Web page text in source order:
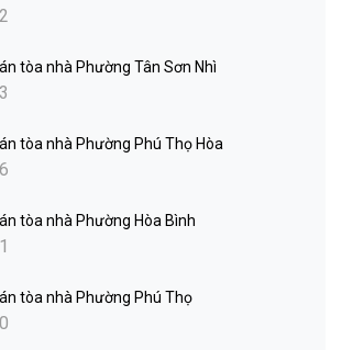
tòa nhà Phường Tân Sơn Nhì
tòa nhà Phường Phú Thọ Hòa
tòa nhà Phường Hòa Bình
tòa nhà Phường Phú Thọ